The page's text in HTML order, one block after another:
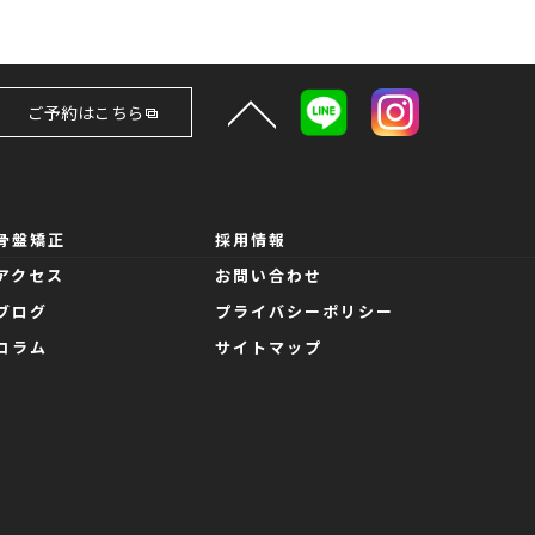
ご予約はこちら
盤矯正
クセス
ログ
ラム
採用情報
お問い合わせ
プライバシーポリシー
サイトマップ